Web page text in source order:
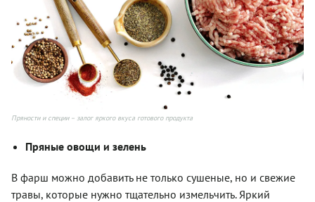
Пряности и специи – залог яркого вкуса готового продукта
Пряные овощи и зелень
В фарш можно добавить не только сушеные, но и свежие
травы, которые нужно тщательно измельчить. Яркий